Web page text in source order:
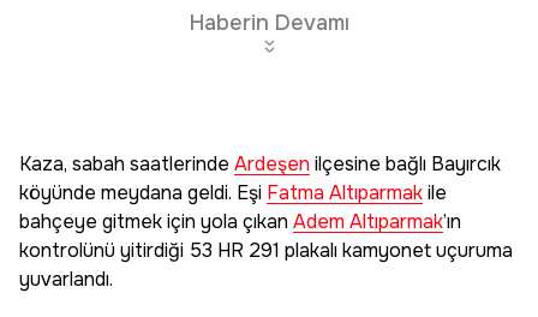
Haberin Devamı
Kaza, sabah saatlerinde Ardeşen ilçesine bağlı Bayırcık
köyünde meydana geldi. Eşi Fatma Altıparmakile
bahçeye gitmek için yola çıkan Adem Altıparmak’ın
kontrolünü yitirdiği 53 HR 291 plakalı kamyonet uçuruma
yuvarlandı.